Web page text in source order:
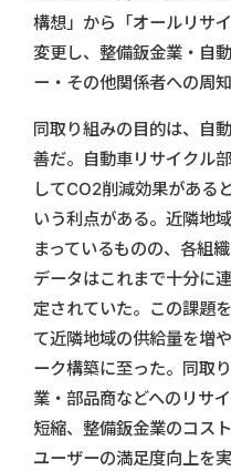
構想」から「オールリサ
変更し、整備鈑金業・自
ー・その他関係者への周
同取り組みの目的は、自
善だ。自動車リサイクル
してCO2削減効果がある
いう利点がある。近隣地
まっているものの、各組
データはこれまで十分に
定されていた。この課題
て近隣地域の供給量を増
ーク構築に至った。同取
業・部品商などへのリサ
短縮、整備鈑金業のコス
ユーザーの満足度向上を